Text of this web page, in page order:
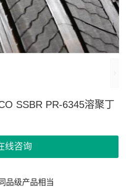
SSBR PR-6345溶聚丁
线咨询
品级产品相当